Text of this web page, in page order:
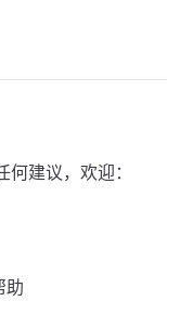
建议，欢迎：
助